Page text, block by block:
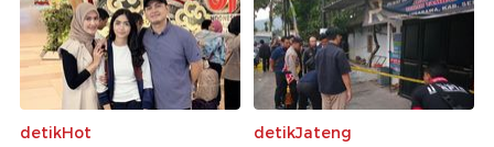
detikHot detikJateng